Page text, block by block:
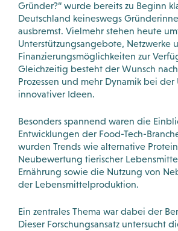
Gründer?“ wurde bereits zu Beginn
Deutschland keineswegs
ausbremst. Vielmehr stehen heute
Unterstützungsangebote, Netzwerke
Finanzierungsmöglichkeiten zur
Gleichzeitig besteht der Wunsch
Prozessen und mehr Dynamik bei der
innovativer Ideen.
Besonders spannend waren die
Entwicklungen der Food-Tech-
wurden Trends wie alternative
Neubewertung tierischer
Ernährung sowie die Nutzung von
der Lebensmittelproduktion.
Ein zentrales Thema war dabei der
Dieser Forschungsansatz untersucht